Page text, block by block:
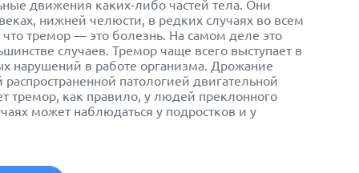
движения каких-либо частей тела. Они
нижней челюсти, в редких случаях во всем
тремор — это болезнь. На самом деле это
случаев. Тремор чаще всего выступает в
нарушений в работе организма. Дрожание
распространенной патологией двигательной
тремор, как правило, у людей преклонного
может наблюдаться у подростков и у